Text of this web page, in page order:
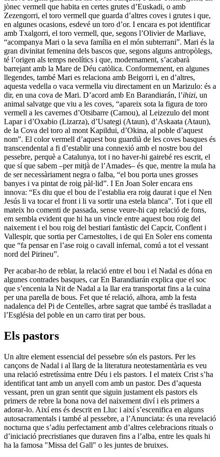
jònec vermell que habita en certes grutes d’Euskadi, o amb
Zezengorri, el toro vermell que guarda d’altres coves i grutes i que,
en algunes ocasions, esdevé un toro d’or. I encara es pot identificar
amb Txalgorri, el toro vermell, que, segons l’Olivier de Marliave,
“acompanya Mari o la seva família en el món subterrani”. Mari és la
gran divinitat femenina dels bascos que, segons alguns antropòlegs,
té l’origen als temps neolítics i que, modernament, s’acabarà
barrejant amb la Mare de Déu catòlica. Conformement, en algunes
llegendes, també Mari es relaciona amb Beigorri i, en d’altres,
aquesta vedella o vaca vermella viu directament en un Marizulo: és a
dir, en una cova de Mari. D’acord amb En Barandiarán, l’ihizi, un
animal salvatge que viu a les coves, “apareix sota la figura de toro
vermell a les cavernes d’Otsibarre (Camou), al Leizezulo del mont
Lapar i d’Oxabio (Lizarza), d’Usategi (Ataun), d’Askaata (Ataun),
de la Cova del toro al mont Kapildui, d’Okina, al poble d’aquest
nom”. El color vermell d’aquest bou guardià de les coves basques és
transcendental a fi d’establir una connexió amb el nostre bou del
pessebre, perquè a Catalunya, tot i no haver-hi gairebé res escrit, el
que sí que sabem –per mitjà de l’Amades– és que, mentre la mula ha
de ser necessàriament negra o falba, “el bou porta unes grosses
banyes i va pintat de roig pàl·lid”. I En Joan Soler encara ens
innova: “Es diu que el bou de l’establia era roig daurat i que el Nen
Jesús li va tocar el front i li va sortir una estela blanca”. Tot i que ell
mateix ho comenti de passada, sense veure-hi cap relació de fons,
em sembla evident que hi ha un vincle entre aquest bou roig del
naixement i el bou roig del bestiari fantàstic del Capcir, Conflent i
Vallespir, que sortia per Carnestoltes, i de qui En Soler ens comenta
que “fa pensar en l’ase roig o cavall infernal, comú a tot el vessant
nord del Pirineu”.
Per acabar-ho de reblar, la relació entre el bou i el Nadal es dóna en
algunes contrades basques, car En Barandiarán explica que el soc
que s’encenia la Nit de Nadal a la llar era transportat fins a la cuina
per una parella de bous. Fet que té relació, alhora, amb la festa
nadalenca del Pi de Centelles, arbre sagrat que també és traslladat a
l’Església del poble en un carro tirat per bous.
Els pastors
Un altre element essencial del pessebre són els pastors. Per les
cançons de Nadal i al llarg de la literatura neotestamentària es veu
una relació estretíssima entre Déu i els pastors. I el mateix Crist s’ha
identificat tant amb un anyell com amb un pastor. Des d’aquesta
vessant, pren un gran sentit que siguin justament els pastors els
primers de rebre la bona nova del naixement diví i els primers a
adorar-lo. Així ens és descrit en Lluc i així s’escenifica en alguns
autosacramentals i també al pessebre, a l’Anunciata: és una revelació
nocturna que s’adiu perfectament amb d’altres celebracions rituals o
d’iniciació precristianes que duraven fins a l’alba, entre les quals hi
ha la famosa "Missa del Gall" o les juntes de bruixes.